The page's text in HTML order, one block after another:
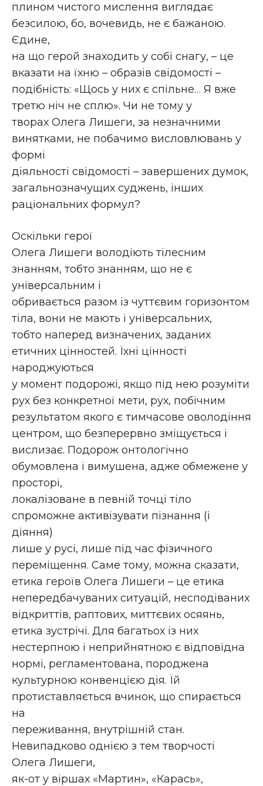
плином чистого мислення виглядає
безсилою, бо, вочевидь, не є бажаною.
Єдине,
на що герой знаходить у собі снагу, – це
вказати на їхню – образів свідомості –
подібність: «Щось у них є спільне… Я вже
третю ніч не сплю». Чи не тому у
творах Олега Лишеги, за незначними
винятками, не побачимо висловлювань у
формі
діяльності свідомості – завершених думок,
загальнозначущих суджень, інших
раціональних формул?
Оскільки герої
Олега Лишеги володіють тілесним
знанням, тобто знанням, що не є
універсальним і
обривається разом із чуттєвим горизонтом
тіла, вони не мають і універсальних,
тобто наперед визначених, заданих
етичних цінностей. Їхні цінності
народжуються
у момент подорожі, якщо під нею розуміти
рух без конкретної мети, рух, побічним
результатом якого є тимчасове оволодіння
центром, що безперервно зміщується і
вислизає. Подорож онтологічно
обумовлена і вимушена, адже обмежене у
просторі,
локалізоване в певній точці тіло
спроможне активізувати пізнання (і
діяння)
лише у русі, лише під час фізичного
переміщення. Саме тому, можна сказати,
етика героїв Олега Лишеги – це етика
непередбачуваних ситуацій, несподіваних
відкриттів, раптових, миттєвих осяянь,
етика зустрічі. Для багатьох із них
нестерпною і неприйнятною є відповідна
нормі, регламентована, породжена
культурною конвенцією дія. Їй
протиставляється вчинок, що спирається
на
переживання, внутрішній стан.
Невипадково однією з тем творчості
Олега Лишеги,
як-от у віршах «Мартин», «Карась»,